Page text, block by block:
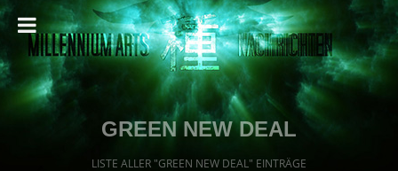
GREEN NEW DEAL
LISTE ALLER "GREEN NEW DEAL" EINTRÄGE